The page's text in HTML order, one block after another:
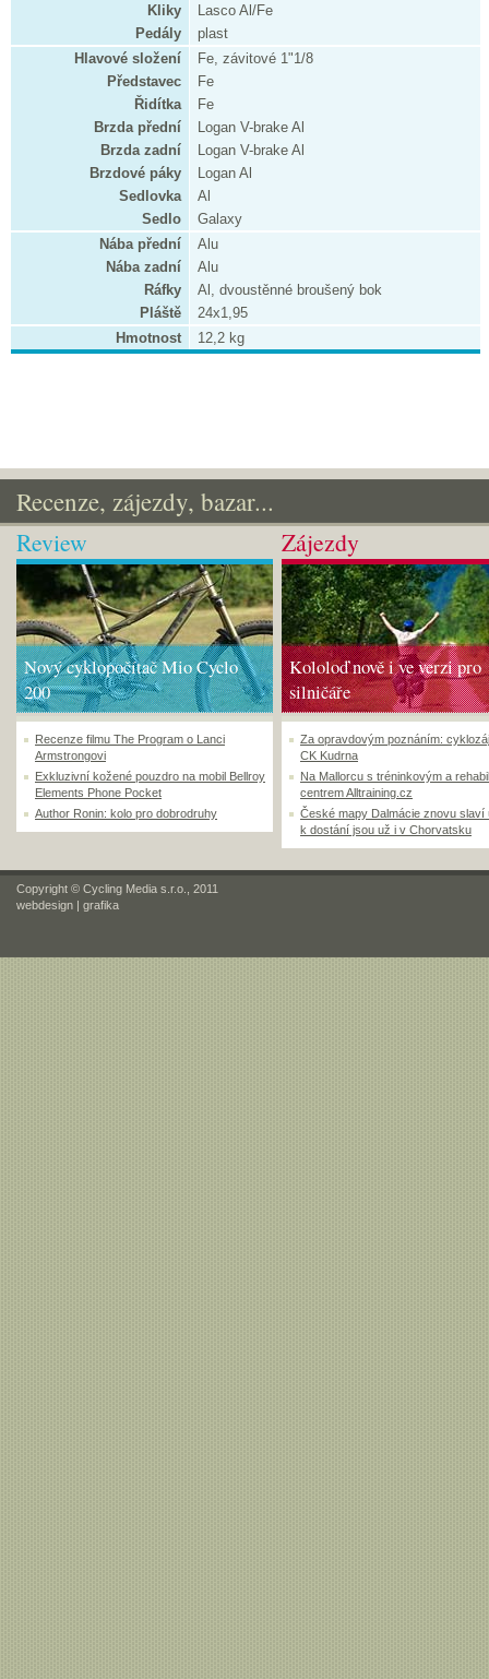
Kliky
Lasco Al/Fe
Pedály
plast
Hlavové složení
Fe, závitové 1"1/8
Představec
Fe
Řidítka
Fe
Brzda přední
Logan V-brake Al
Brzda zadní
Logan V-brake Al
Brzdové páky
Logan Al
Sedlovka
Al
Sedlo
Galaxy
Nába přední
Alu
Nába zadní
Alu
Ráfky
Al, dvoustěnné broušený bok
Pláště
24x1,95
Hmotnost
12,2 kg
Recenze, zájezdy, bazar...
Review
Nový cyklopočítač Mio Cyclo
200
Recenze filmu The Program o Lanci
Armstrongovi
Exkluzivní kožené pouzdro na mobil Bellroy
Elements Phone Pocket
Author Ronin: kolo pro dobrodruhy
Zájezdy
Kololoď nově i ve verzi pro
silničáře
Za opravdovým poznáním:
CK Kudrna
Na Mallorcu s tréninkovým a
centrem Alltraining.cz
České mapy Dalmácie znovu slaví
k dostání jsou už i v Chorvatsku
Copyright © Cycling Media s.r.o., 2011
webdesign | grafika